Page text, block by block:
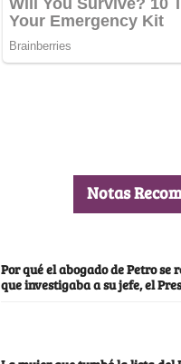
Notas
Por qué el abogado de Petro se
que investigaba a su jefe, el